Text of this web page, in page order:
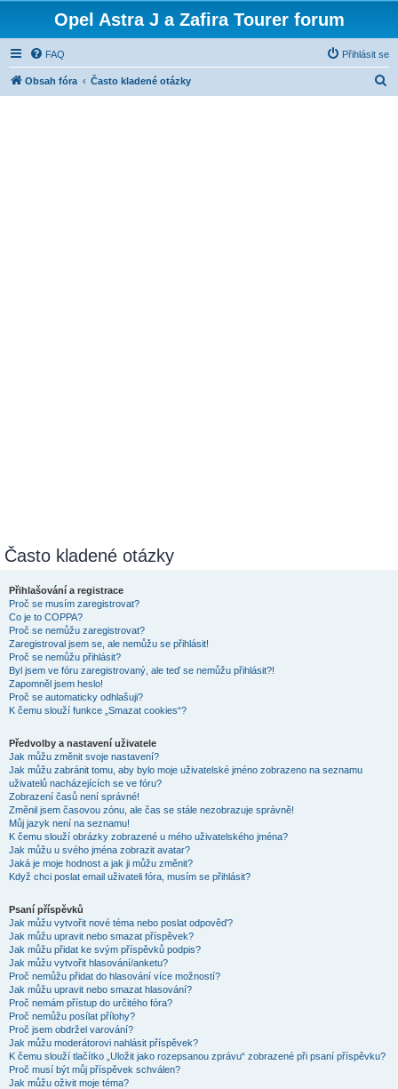
Opel Astra J a Zafira Tourer forum
FAQ Přihlásit se
Obsah fóra Často kladené otázky
Často kladené otázky
Přihlašování a registrace
Proč se musím zaregistrovat?
Co je to COPPA?
Proč se nemůžu zaregistrovat?
Zaregistroval jsem se, ale nemůžu se přihlásit!
Proč se nemůžu přihlásit?
Byl jsem ve fóru zaregistrovaný, ale teď se nemůžu přihlásit?!
Zapomněl jsem heslo!
Proč se automaticky odhlašuji?
K čemu slouží funkce „Smazat cookies“?
Předvolby a nastavení uživatele
Jak můžu změnit svoje nastavení?
Jak můžu zabránit tomu, aby bylo moje uživatelské jméno zobrazeno na seznamu
uživatelů nacházejících se ve fóru?
Zobrazení časů není správné!
Změnil jsem časovou zónu, ale čas se stále nezobrazuje správně!
Můj jazyk není na seznamu!
K čemu slouží obrázky zobrazené u mého uživatelského jména?
Jak můžu u svého jména zobrazit avatar?
Jaká je moje hodnost a jak ji můžu změnit?
Když chci poslat email uživateli fóra, musím se přihlásit?
Psaní příspěvků
Jak můžu vytvořit nové téma nebo poslat odpověď?
Jak můžu upravit nebo smazat příspěvek?
Jak můžu přidat ke svým příspěvků podpis?
Jak můžu vytvořit hlasování/anketu?
Proč nemůžu přidat do hlasování více možností?
Jak můžu upravit nebo smazat hlasování?
Proč nemám přístup do určitého fóra?
Proč nemůžu posílat přílohy?
Proč jsem obdržel varování?
Jak můžu moderátorovi nahlásit příspěvek?
K čemu slouží tlačítko „Uložit jako rozepsanou zprávu“ zobrazené při psaní příspěvku?
Proč musí být můj příspěvek schválen?
Jak můžu oživit moje téma?